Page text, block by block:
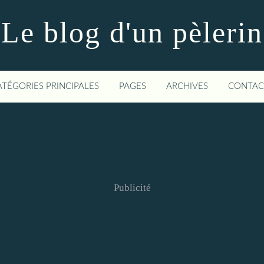
Le blog d'un pèlerin
PRINCIPALES PAGES ARCHIVES
Publicité